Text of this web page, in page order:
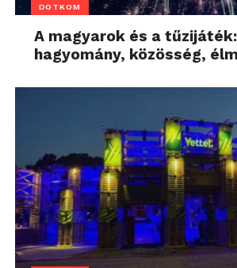
DOTKOM
A magyarok és a tűzijáték:
hagyomány, közösség,